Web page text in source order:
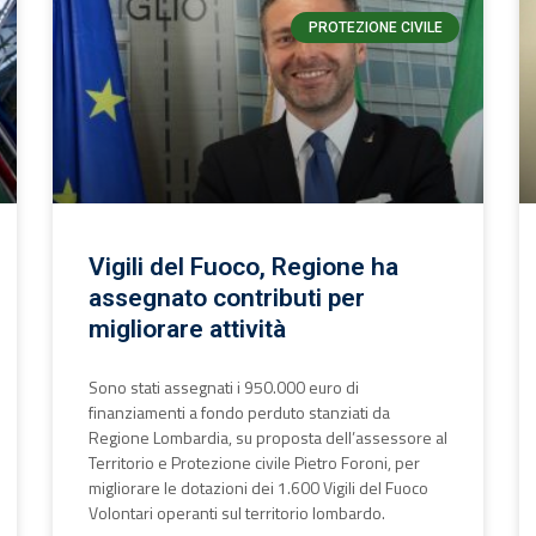
PROTEZIONE CIVILE
Vigili del Fuoco, Regione ha
assegnato contributi per
migliorare attività
Sono stati assegnati i 950.000 euro di
finanziamenti a fondo perduto stanziati da
Regione Lombardia, su proposta dell’assessore al
Territorio e Protezione civile Pietro Foroni, per
migliorare le dotazioni dei 1.600 Vigili del Fuoco
Volontari operanti sul territorio lombardo.